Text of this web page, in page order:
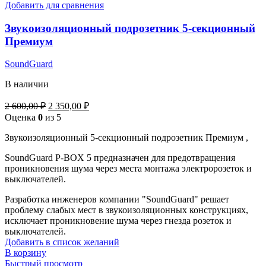
Добавить для сравнения
Звукоизоляционный подрозетник 5-секционный
Премиум
SoundGuard
В наличии
2 600,00₽ Первоначальная
цена
2
2 350,00 ₽Текущая
350,00 ₽.
Оценка 0 из 5
Звукоизоляционный 5-секционный подрозетник Премиум ,
SoundGuard P-BOX 5 предназначен для предотвращения
проникновения шума через места монтажа электророзеток и
выключателей.
Разработка инженеров компании "SoundGuard" решает
проблему слабых мест в звукоизоляционных конструкциях,
исключает проникновение шума через гнезда розеток и
выключателей.
Добавить в список желаний
В корзину
Быстрый просмотр